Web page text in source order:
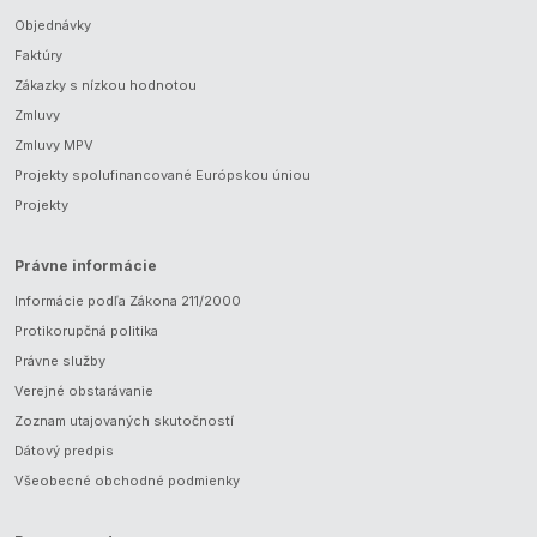
Objednávky
Faktúry
Zákazky s nízkou hodnotou
Zmluvy
Zmluvy MPV
Projekty spolufinancované Európskou úniou
Projekty
Právne informácie
Informácie podľa Zákona 211/2000
Protikorupčná politika
Právne služby
Verejné obstarávanie
Zoznam utajovaných skutočností
Dátový predpis
Všeobecné obchodné podmienky